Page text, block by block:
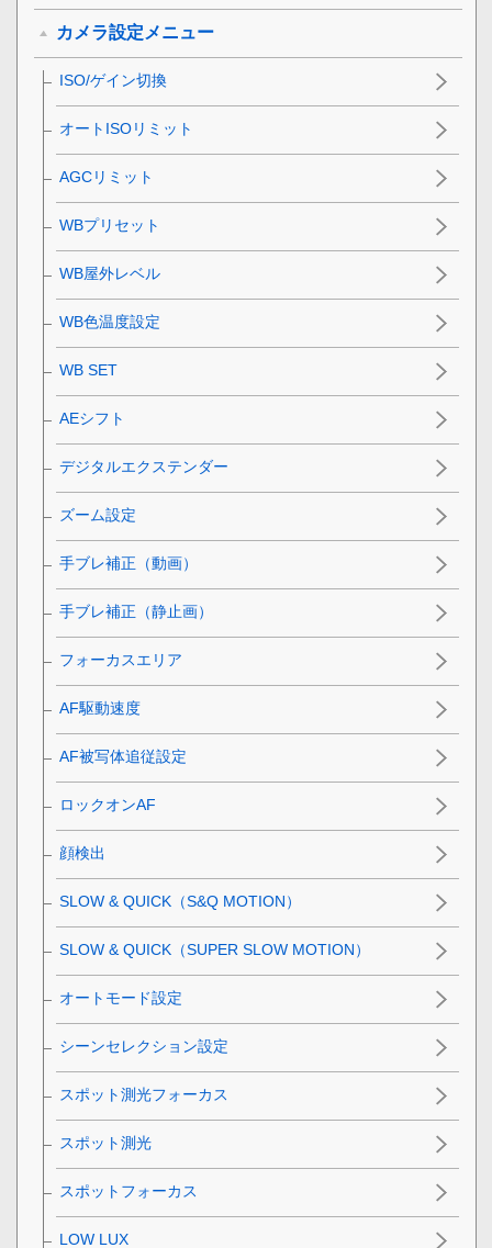
カメラ設定メニュー
ISO/ゲイン切換
オートISOリミット
AGCリミット
WBプリセット
WB屋外レベル
WB色温度設定
WB SET
AEシフト
デジタルエクステンダー
ズーム設定
手ブレ補正（動画）
手ブレ補正（静止画）
フォーカスエリア
AF駆動速度
AF被写体追従設定
ロックオンAF
顔検出
SLOW & QUICK（S&Q MOTION）
SLOW & QUICK（SUPER SLOW MOTION）
オートモード設定
シーンセレクション設定
スポット測光フォーカス
スポット測光
スポットフォーカス
LOW LUX